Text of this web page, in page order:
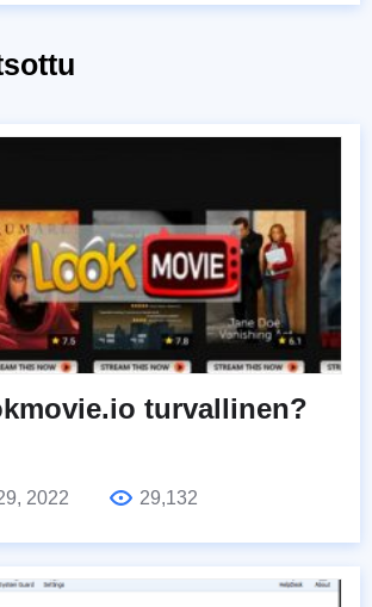
turvallinen?
2022
29,132